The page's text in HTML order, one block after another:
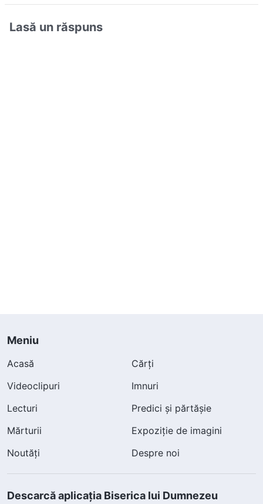
Lasă un răspuns
Meniu
Acasă
Cărți
Videoclipuri
Imnuri
Lecturi
Predici și părtășie
Mărturii
Expoziție de imagini
Noutăți
Despre noi
Descarcă aplicația Biserica lui Dumnezeu